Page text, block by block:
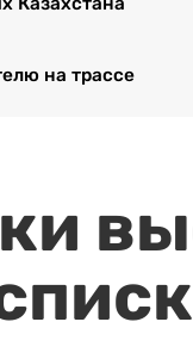
на трассе